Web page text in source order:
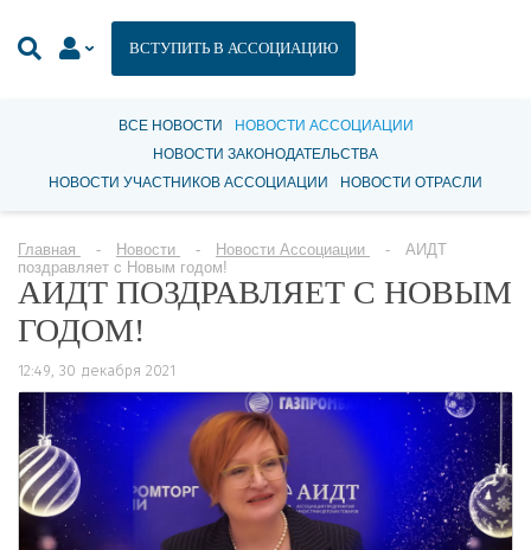
ВСТУПИТЬ В АССОЦИАЦИЮ
ВСЕ НОВОСТИ
НОВОСТИ АССОЦИАЦИИ
НОВОСТИ ЗАКОНОДАТЕЛЬСТВА
НОВОСТИ УЧАСТНИКОВ АССОЦИАЦИИ
НОВОСТИ ОТРАСЛИ
Главная Новости Новости Ассоциации
АИДТ
поздравляет с Новым годом!
АИДТ ПОЗДРАВЛЯЕТ С НОВЫМ
ГОДОМ!
12:49, 30 декабря 2021